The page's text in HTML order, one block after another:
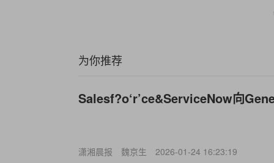
为你推荐
Salesf?o‘r’ce&ServiceNow向
潇湘晨报 魏京生 2026-01-24 16:23:19